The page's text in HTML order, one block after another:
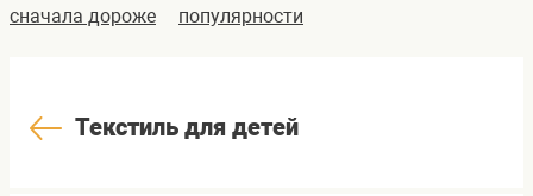
сначала дороже
популярности
Текстиль для детей